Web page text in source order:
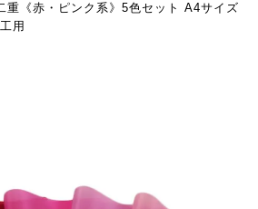
重《赤・ピンク系》5色セット A4サイズ
用